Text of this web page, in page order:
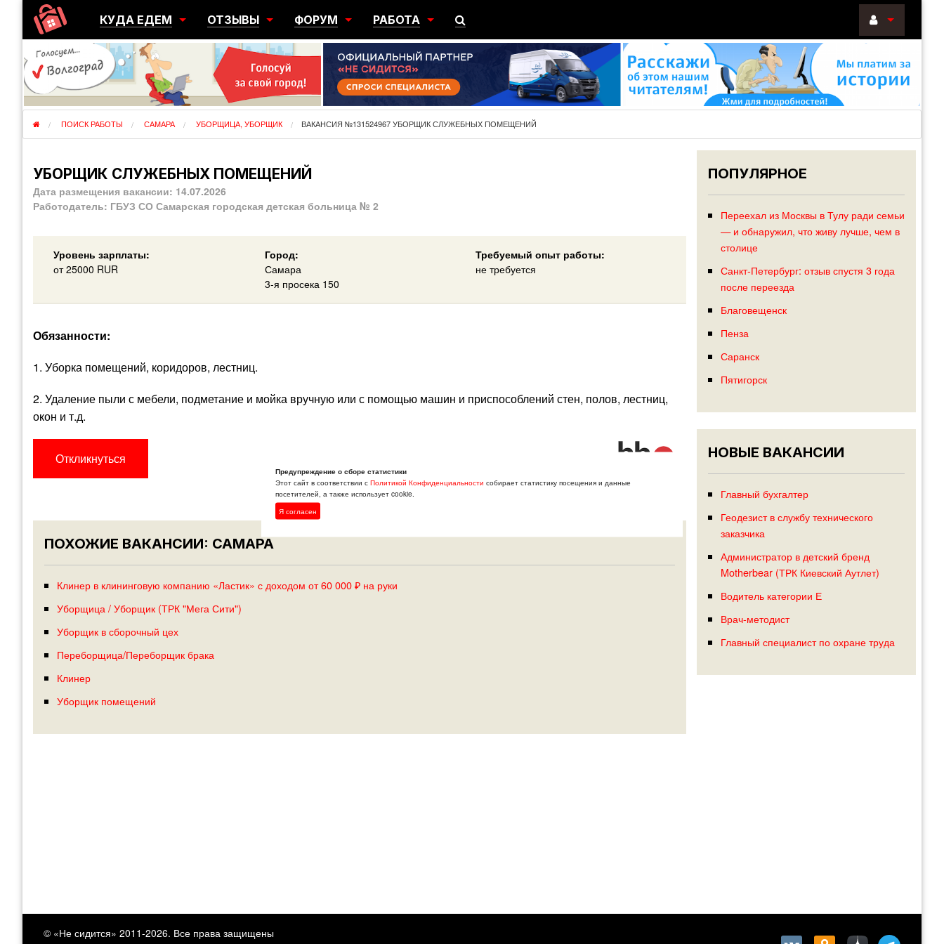
КУДА ЕДЕМ
ГОРОДА
РЕГИОНЫ
ОТЗЫВЫ
ПЕРЕЕЗДЫ
ЭМИГРАЦИЯ
ФОРУМ
ЮЖНЫЙ
РАБОТА
ПОИСК РАБОТЫ
РАЗМЕСТИТЬ ВАКАНСИЮ
Войти
ПОИСК РАБОТЫ САМАРА УБОРЩИЦА, УБОРЩИК ВАКАНСИЯ №131524967 УБОРЩИК СЛУЖЕБНЫХ ПОМЕЩЕНИЙ
УБОРЩИК СЛУЖЕБНЫХ ПОМЕЩЕНИЙ
Дата размещения вакансии: 14.07.2026
Работодатель: ГБУЗ СО Самарская городская детская больница № 2
Уровень зарплаты:
от25000 RUR
Город:
Самара
3-я просека 150
Требуемый опыт работы:
не требуется
Обязанности:
1. Уборка помещений, коридоров, лестниц.
2. Удаление пыли с мебели, подметание и мойка вручную или с помощью машин и приспособлений стен, полов, лестниц,
окон и т.д.
Откликнуться
ПОХОЖИЕ ВАКАНСИИ: САМАРА
Клинер в клининговую компанию «Ластик» с доходом от 60 000 ₽ на руки
Уборщица / Уборщик (ТРК "Мега Сити")
Уборщик в сборочный цех
Переборщица/Переборщик брака
Клинер
Уборщик помещений
ПОПУЛЯРНОЕ
Переехал из Москвы в Тулу ради семьи
— и обнаружил, что живу лучше, чем в
столице
Санкт-Петербург: отзыв спустя 3 года
после переезда
Благовещенск
Пенза
Саранск
Пятигорск
НОВЫЕ ВАКАНСИИ
Главный бухгалтер
Геодезист в службу технического
заказчика
Администратор в детский бренд
Motherbear (ТРК Киевский Аутлет)
Водитель категории Е
Врач-методист
Главный специалист по охране труда
© «Не сидится» 2011-2026. Все права защищены
Предупреждение о сборе статистики
Этот сайт в соответствии с Политикой Конфиденциальности собирает статистику посещения и данные
посетителей, а также использует cookie.
Я согласен